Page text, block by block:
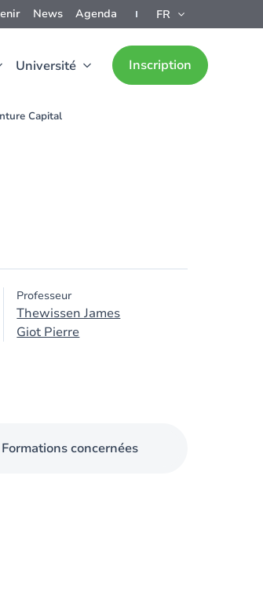
News Agenda FR
Université Inscription
Capital
Professeur
Thewissen James
Giot Pierre
Formations concernées